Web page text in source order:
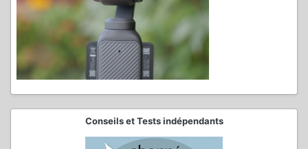
Conseils et Tests indépendants